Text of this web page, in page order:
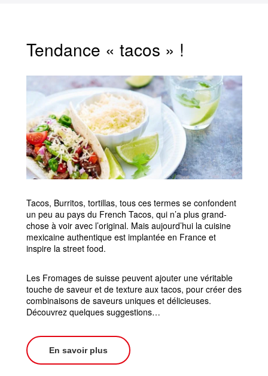
Tendance « tacos » !
Tacos, Burritos, tortillas, tous ces termes se confondent
un peu au pays du French Tacos, qui n’a plus grand-
chose à voir avec l’original. Mais aujourd’hui la cuisine
mexicaine authentique est implantée en France et
inspire la street food.
Les Fromages de suisse peuvent ajouter une véritable
touche de saveur et de texture aux tacos, pour créer des
combinaisons de saveurs uniques et délicieuses.
Découvrez quelques suggestions…
En savoir plus